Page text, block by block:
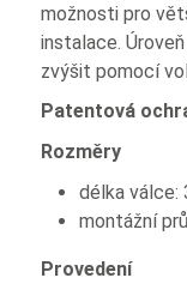
možnosti pro
instalace.
zvýšit pomocí
Patentová
Rozměry
délka válce:
montážní
Provedení